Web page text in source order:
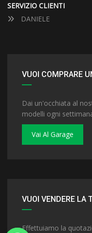
SERVIZIO CLIENTI
DANIELE
VUOI COMPRARE
Dai un'occhiata al
modelli ogni
Vai Al Garage
VUOI VENDERE LA
Effettuiamo la